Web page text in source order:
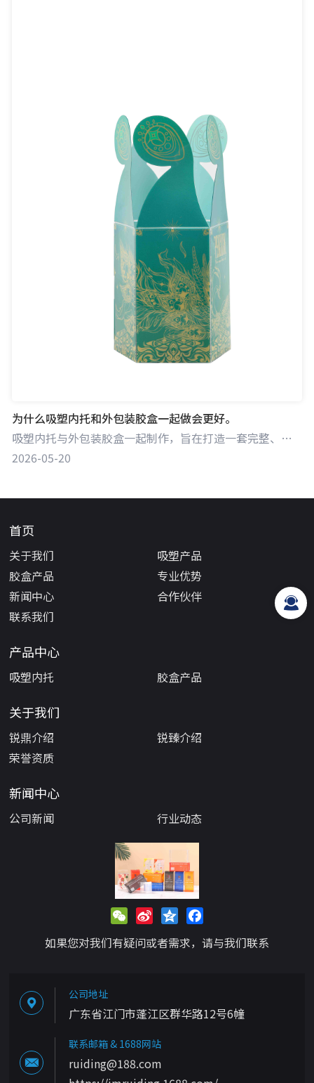
为什么吸塑内托和外包装胶盒一起做会更好。
吸塑内托与外包装胶盒一起制作，旨在打造一套完整、协调且高效的产品包装解决方案。吸塑内托主要用于固定和保护产品，而外包装胶盒则提供额外防护并承担展示与营销功能。两者协同制作，能从多方面提升产品包装的整体效果。
2026-05-20
首页
关于我们
吸塑产品
胶盒产品
专业优势
新闻中心
合作伙伴
联系我们
产品中心
吸塑内托 胶盒产品
关于我们
锐鼎介绍
锐臻介绍
荣誉资质
新闻中心
公司新闻 行业动态
WeChat
Sina
Weibo
QzoneFacebook
如果您对我们有疑问或者需求，请与我们联系
公司地址
广东省江门市蓬江区群华路12号6幢
联系邮箱 & 1688网站
ruiding@188.com